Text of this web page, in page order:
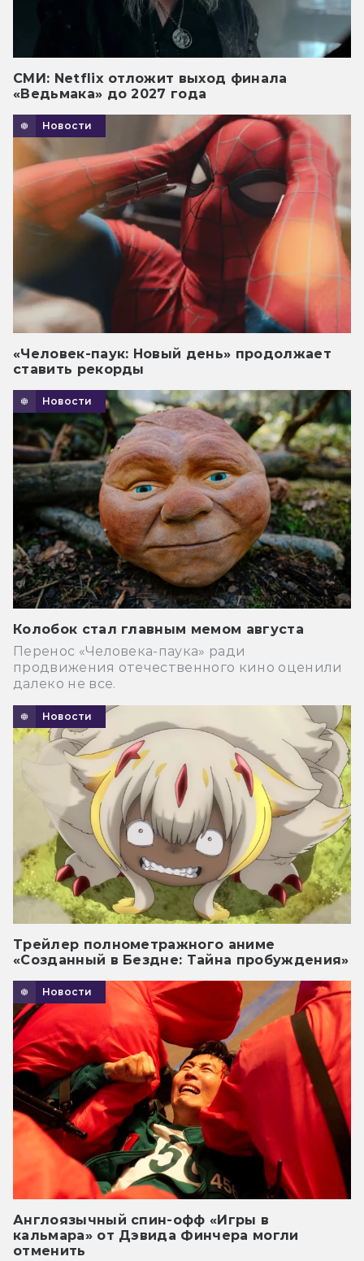
СМИ: Netflix отложит выход финала
«Ведьмака» до 2027 года
Новости
«Человек-паук: Новый день» продолжает
ставить рекорды
Новости
Колобок стал главным мемом августа
Перенос «Человека-паука» ради
продвижения отечественного кино оценили
далеко не все.
Новости
Трейлер полнометражного аниме
«Созданный в Бездне: Тайна пробуждения»
Новости
Англоязычный спин-офф «Игры в
кальмара» от Дэвида Финчера могли
отменить